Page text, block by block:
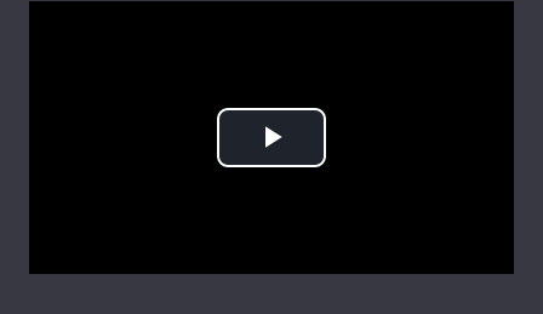
Відео з Youtube Статті
Вакансії
Play